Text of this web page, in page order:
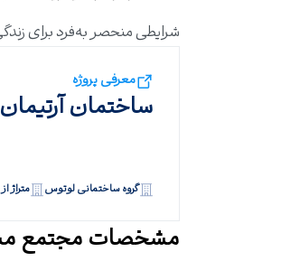
شرایطی منحصر به‌فرد برای
معرفی پروژه
ساختمان آرتیمان
گروه ساختمانی لوتوس متراژ از ۲۴۵ تا ۷۰۰
مشخصات مجتمع